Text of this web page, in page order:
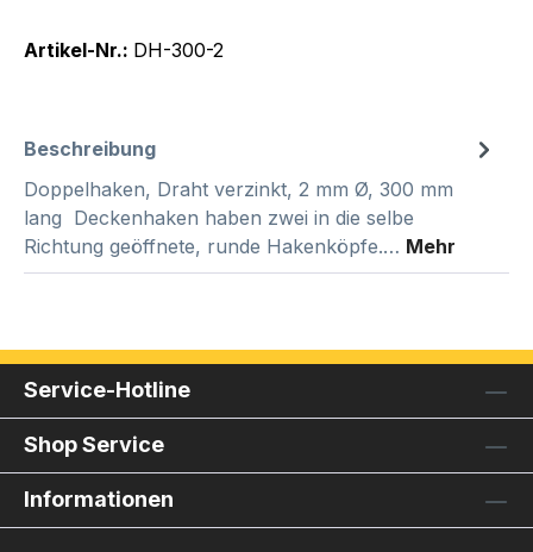
Artikel-Nr.: DH-300-2
Beschreibung
Doppelhaken, Draht verzinkt, 2 mm Ø, 300 mm
lang Deckenhaken haben zwei in die selbe
Richtung geöffnete, runde Hakenköpfe.… Mehr
Service-Hotline
Shop Service
Informationen